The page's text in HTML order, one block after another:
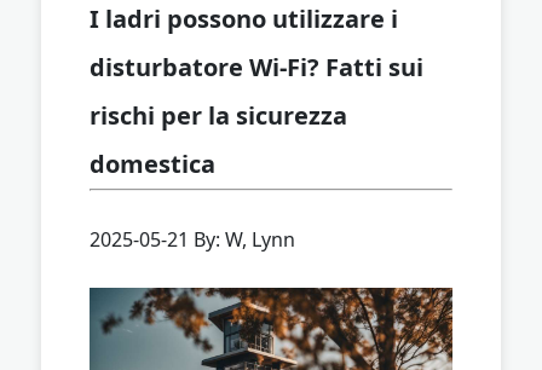
I ladri possono utilizzare i
disturbatore Wi-Fi? Fatti sui
rischi per la sicurezza
domestica
2025-05-21 By: W, Lynn